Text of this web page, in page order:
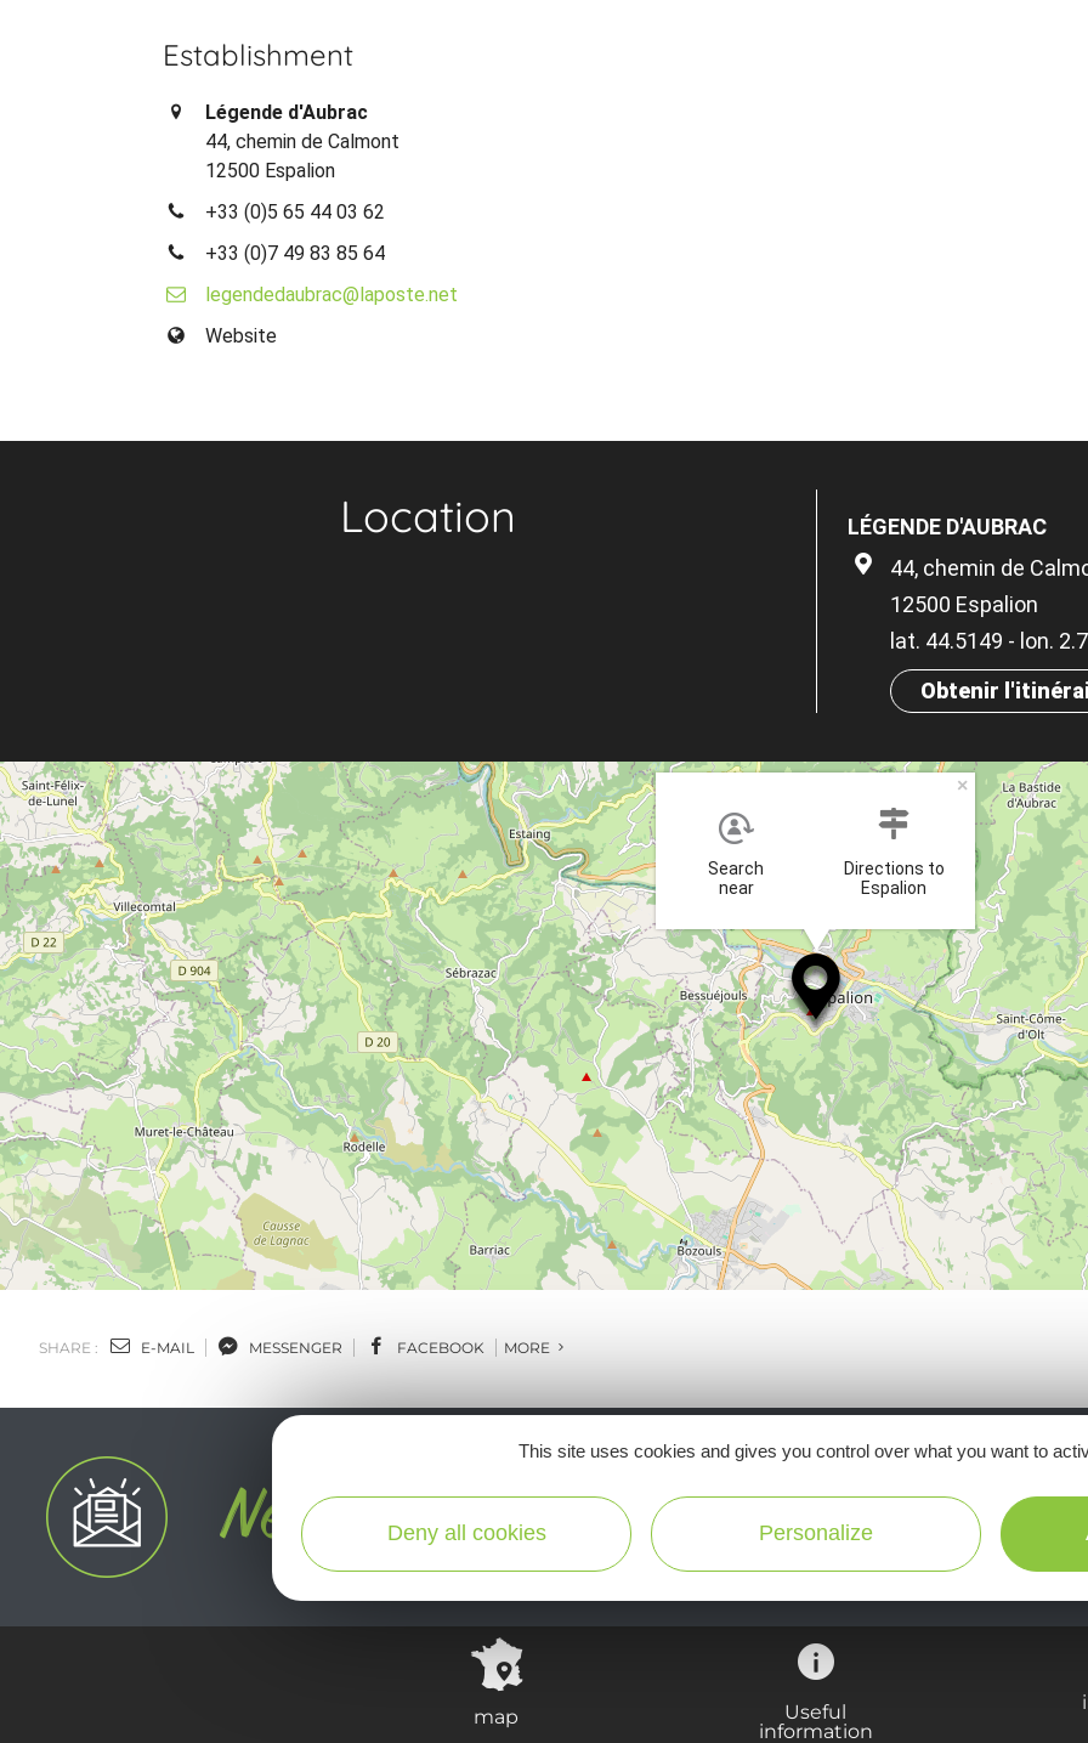
Establishment
Légende d'Aubrac
44, chemin de Calmont
12500 Espalion
+33 (0)5 65 44 03 62
+33 (0)7 49 83 85 64
legendedaubrac@laposte.net
Website
Location
LÉGENDE D'AUBRAC
44, chemin de
12500 Espalion
lat. 44.5149 - lon.
Obtenir
Search
near
Directions to
Espalion
×
SHARE : E-MAIL MESSENGER FACEBOOK MORE
Ne manquez pas notre newsletter mensuelle
inspirer pour profiter pleinement de votre
map
Useful
information
This site uses cookies and gives you control over what you want to
Deny all cookies Personalize